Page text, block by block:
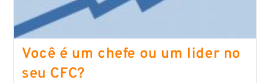
Você é um chefe ou um lider no
seu CFC?